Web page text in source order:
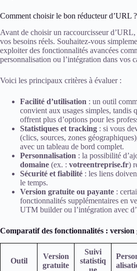
Comment choisir le bon réducteur d’URL ?
Avant de choisir un raccourcisseur
vos besoins réels. Souhaitez-vous
exploiter des fonctionnalités avancées
personnalisation ou l’intégration dans vos
Voici les principaux critères à évaluer :
Facilité d’utilisation : un outil
convient aux usages simples, tandis
offrent plus d’options pour les
Statistiques et tracking : si vous
(clics, sources, zones
avec un tableau de bord complet.
Personnalisation : la possibilité
domaine (ex. : votreentreprise.fr)
Sécurité et fiabilité : les liens
le temps.
Version gratuite ou payante :
fonctionnalités supplémentaires en
UTM builder ou l’intégration avec
Comparatif des fonctionnalités :
Outil
Version
gratuite
Suivi
statistiq